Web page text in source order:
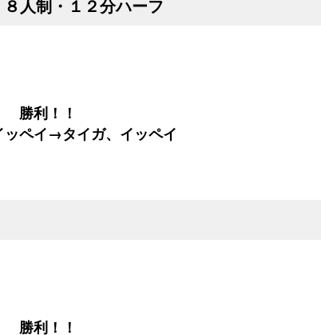
制・１２分ハーフ
利！！
イ→タイガ、イッペイ
利！！